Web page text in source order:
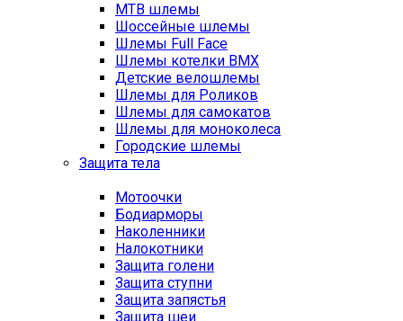
MTB шлемы
Шоссейные шлемы
Шлемы Full Face
Шлемы котелки BMX
Детские велошлемы
Шлемы для Роликов
Шлемы для самокатов
Шлемы для моноколеса
Городские шлемы
Защита тела
Мотоочки
Бодиарморы
Наколенники
Налокотники
Защита голени
Защита ступни
Защита запястья
Защита шеи